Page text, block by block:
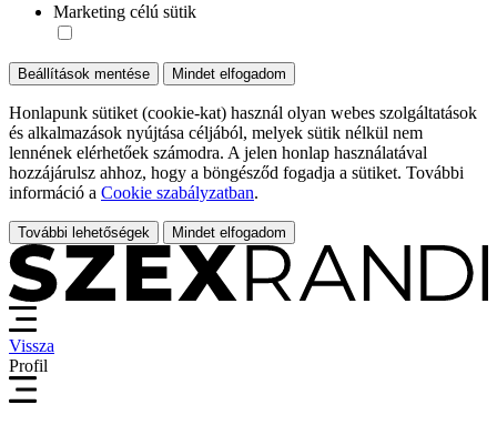
Marketing célú sütik
Beállítások mentése Mindet elfogadom
Honlapunk sütiket (cookie-kat) használ olyan webes szolgáltatások
és alkalmazások nyújtása céljából, melyek sütik nélkül nem
lennének elérhetőek számodra. A jelen honlap használatával
hozzájárulsz ahhoz, hogy a böngésződ fogadja a sütiket. További
információ a Cookie szabályzatban.
További lehetőségek Mindet elfogadom
Vissza
Profil